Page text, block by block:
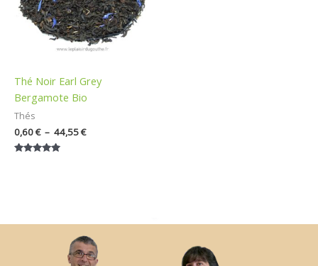
Thé Noir Earl Grey
Bergamote Bio
Thés
0,60€ – 44,55€